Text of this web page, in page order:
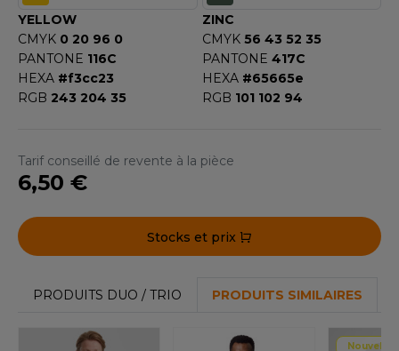
YELLOW
CMYK 0 20 96 0
PANTONE 116C
HEXA #f3cc23
RGB 243 204 35
ZINC
CMYK 56 43 52 35
PANTONE 417C
HEXA #65665e
RGB 101 102 94
Tarif conseillé de revente à la pièce
6,50 €
Stocks et prix
PRODUITS DUO / TRIO PRODUITS SIMILAIRES
Nouvelle